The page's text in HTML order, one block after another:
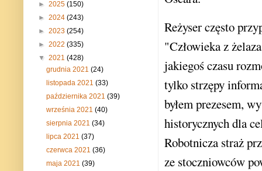
Reżyser często
"Człowieka z
jakiegoś czasu
tylko strzępy
byłem prezesem,
historycznych dla
Robotnicza straż
ze stoczniowców
► 2025 (150)
► 2024 (243)
► 2023 (254)
► 2022 (335)
▼ 2021 (428)
grudnia 2021(24)
listopada 2021(33)
października 2021(39)
września 2021(40)
sierpnia 2021(34)
lipca 2021(37)
czerwca 2021(36)
maja 2021(39)